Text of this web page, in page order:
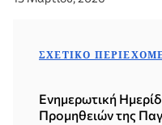
ΣΧΕΤΙΚΌ
Ενημερωτική
Προμηθειών της